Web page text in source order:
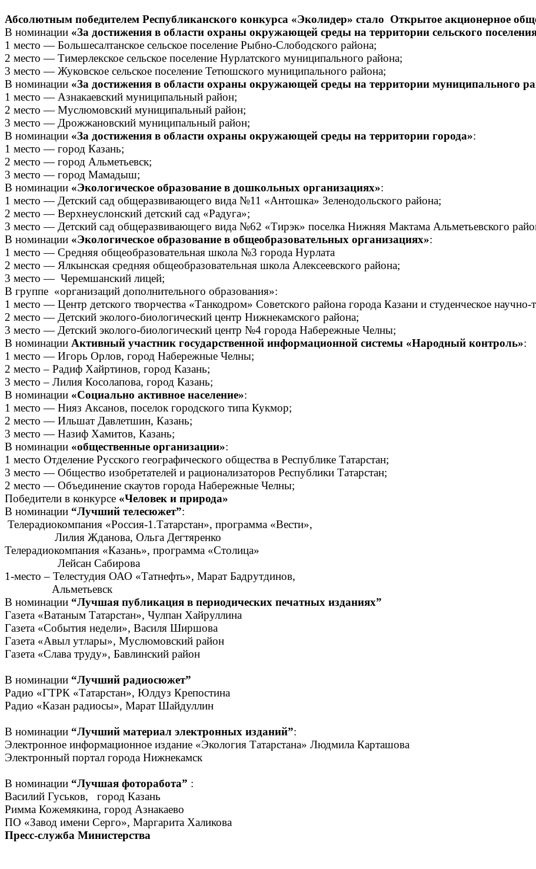
Абсолютным победителем Республиканского конкурса «Эколидер» стало Открытое акционерное
В номинации «За достижения в области охраны окружающей среды на территории сельского
1 место — Большесалтанское сельское поселение Рыбно-Слободского района;
2 место — Тимерлекское сельское поселение Нурлатского муниципального района;
3 место — Жуковское сельское поселение Тетюшского муниципального района;
В номинации «За достижения в области охраны окружающей среды на территории муниципального
1 место — Азнакаевский муниципальный район;
2 место — Муслюмовский муниципальный район;
3 место — Дрожжановский муниципальный район;
В номинации «За достижения в области охраны окружающей среды на территории города»:
1 место — город Казань;
2 место — город Альметьевск;
3 место — город Мамадыш;
В номинации «Экологическое образование в дошкольных организациях»:
1 место — Детский сад общеразвивающего вида №11 «Антошка» Зеленодольского района;
2 место — Верхнеуслонский детский сад «Радуга»;
3 место — Детский сад общеразвивающего вида №62 «Тирэк» поселка Нижняя Мактама Альметьевского
В номинации «Экологическое образование в общеобразовательных организациях»:
1 место — Средняя общеобразовательная школа №3 города Нурлата
2 место — Ялкынская средняя общеобразовательная школа Алексеевского района;
3 место — Черемшанский лицей;
В группе «организаций дополнительного образования»:
1 место — Центр детского творчества «Танкодром» Советского района города Казани и студенческое
2 место — Детский эколого-биологический центр Нижнекамского района;
3 место — Детский эколого-биологический центр №4 города Набережные Челны;
В номинации Активный участник государственной информационной системы «Народный контроль»:
1 место — Игорь Орлов, город Набережные Челны;
2 место – Радиф Хайртинов, город Казань;
3 место – Лилия Косолапова, город Казань;
В номинации «Социально активное население»:
1 место — Нияз Аксанов, поселок городского типа Кукмор;
2 место — Ильшат Давлетшин, Казань;
3 место — Назиф Хамитов, Казань;
В номинации «общественные организации»:
1 место Отделение Русского географического общества в Республике Татарстан;
3 место — Общество изобретателей и рационализаторов Республики Татарстан;
2 место — Объединение скаутов города Набережные Челны;
Победители в конкурсе «Человек и природа»
В номинации “Лучший телесюжет”:
Телерадиокомпания «Россия-1.Татарстан», программа «Вести»,
Лилия Жданова, Ольга Дегтяренко
Телерадиокомпания «Казань», программа «Столица»
Лейсан Сабирова
1-место – Телестудия ОАО «Татнефть», Марат Бадрутдинов,
Альметьевск
В номинации “Лучшая публикация в периодических печатных изданиях”
Газета «Ватаным Татарстан», Чулпан Хайруллина
Газета «События недели», Василя Ширшова
Газета «Авыл утлары», Муслюмовский район
Газета «Слава труду», Бавлинский район
В номинации “Лучший радиосюжет”
Радио «ГТРК «Татарстан», Юлдуз Крепостина
Радио «Казан радиосы», Марат Шайдуллин
В номинации “Лучший материал электронных изданий”:
Электронное информационное издание «Экология Татарстана» Людмила Карташова
Электронный портал города Нижнекамск
В номинации “Лучшая фоторабота” :
Василий Гуськов, город Казань
Римма Кожемякина, город Азнакаево
ПО «Завод имени Серго», Маргарита Халикова
Пресс-служба Министерства